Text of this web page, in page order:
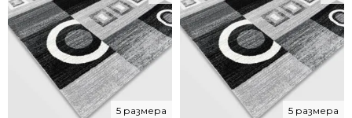
5 размера 5 размера